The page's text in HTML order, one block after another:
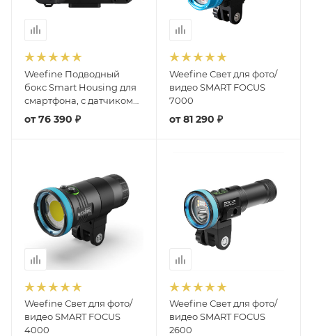
Weefine Подводный
бокс Smart Housing для
смартфона, с датчиком
давления
от76 390 ₽
Weefine Свет для фото/
видео SMART FOCUS
7000
от81 290 ₽
Weefine Свет для фото/
видео SMART FOCUS
4000
Weefine Свет для фото/
видео SMART FOCUS
2600